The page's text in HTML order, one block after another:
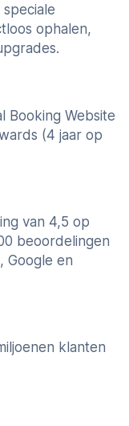
ophalen,
Booking Website
(4 jaar op
van 4,5 op
beoordelingen
Google en
klanten